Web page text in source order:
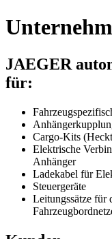
JAEGER
für:
Cargo-Kits
Elektrische
Anhänger
Ladekabel für
Steuergeräte
Leitungssätze für